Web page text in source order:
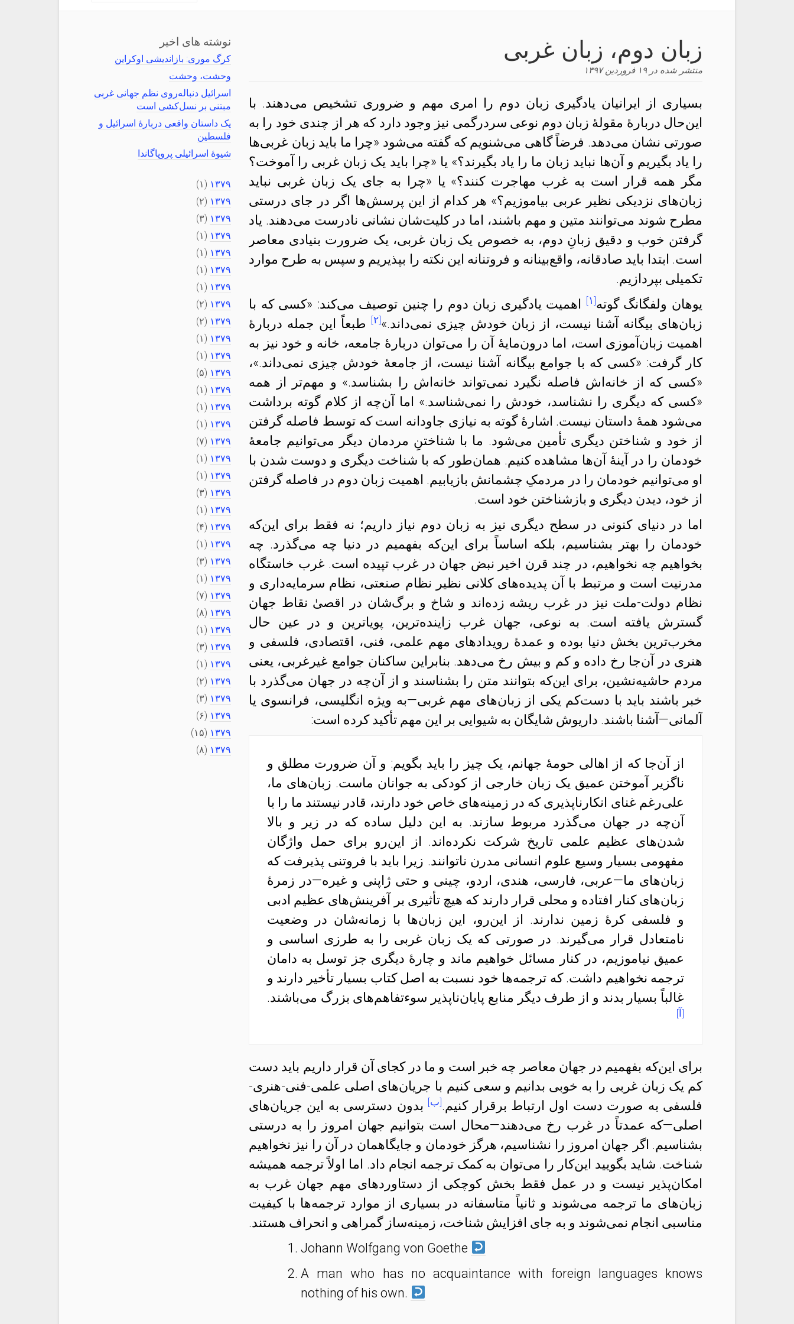
زبان دوم، زبان غربی
منتشر شده در ۱۹ فروردین ۱۳۹۷
بسیاری از ایرانیان یادگیری زبان دوم را امری مهم و ضروری تشخیص می‌دهند. با
این‌حال دربارهٔ مقولهٔ زبان دوم نوعی سردرگمی نیز وجود دارد که هر از چندی خود را به
صورتی نشان می‌دهد. فرضاً گاهی می‌شنویم که گفته می‌شود «چرا ما باید زبان غربی‌ها
را یاد بگیریم و آن‌ها نباید زبان ما را یاد بگیرند؟» یا «چرا باید یک زبان‌ غربی را آموخت؟
مگر همه قرار است به غرب مهاجرت کنند؟» یا «چرا به جای یک زبان غربی نباید
زبان‌های نزدیکی نظیر عربی بیاموزیم؟» هر کدام از این پرسش‌ها اگر در جای درستی
مطرح شوند می‌توانند متین و مهم باشند، اما در کلیت‌شان نشانی نادرست می‌دهند. یاد
گرفتن خوب و دقیق زبانِ دوم، به خصوص یک زبان غربی، یک ضرورت بنیادی معاصر
است. ابتدا باید صادقانه، واقع‌بینانه و فروتنانه این نکته را بپذیریم و سپس به طرح موارد
تکمیلی بپردازیم.
یوهان ولفگانگ گوته[۱]
اهمیت یادگیری زبان دوم را چنین توصیف می‌کند: «کسی که با
زبان‌های بیگانه آشنا نیست، از زبان خودش چیزی نمی‌داند.»[۲]
طبعاً این جمله دربارهٔ
اهمیت زبان‌آموزی است، اما درون‌مایهٔ آن را می‌توان دربارهٔ جامعه، خانه و خود نیز به
کار گرفت: «کسی که با جوامع بیگانه آشنا نیست، از جامعهٔ خودش چیزی نمی‌داند.»،
«کسی که از خانه‌اش فاصله نگیرد نمی‌تواند خانه‌اش را بشناسد.» و مهم‌تر از همه
«کسی که دیگری را نشناسد، خودش را نمی‌شناسد.» اما آن‌چه از کلام گوته برداشت
می‌شود همهٔ داستان نیست. اشارهٔ گوته به نیازی جاودانه است که توسط فاصله گرفتن
از خود و شناختن دیگری تأمین می‌شود. ما با شناختنِ مردمان دیگر می‌توانیم جامعهٔ
خودمان را در آینهٔ آن‌ها مشاهده کنیم. همان‌طور که با شناخت دیگری و دوست شدن با
او می‌توانیم خودمان را در مردمکِ چشمانش بازیابیم. اهمیت زبان دوم در فاصله گرفتن
از خود، دیدن دیگری و بازشناختن خود است.
اما در دنیای کنونی در سطح دیگری نیز به زبان دوم نیاز داریم؛ نه فقط برای این‌که
خودمان را بهتر بشناسیم، بلکه اساساً برای این‌که بفهمیم در دنیا چه می‌گذرد. چه
بخواهیم چه نخواهیم، در چند قرن اخیر نبض جهان در غرب تپیده است. غرب خاستگاه
مدرنیت است و مرتبط با آن پدیده‌های کلانی نظیر نظام صنعتی، نظام سرمایه‌داری و
نظام دولت-ملت نیز در غرب ریشه زده‌اند و شاخ و برگ‌شان در اقصیٰ نقاط جهان
گسترش یافته است. به نوعی، جهان غرب زاینده‌ترین، پویاترین و در عین حال
مخرب‌ترین بخش‌ دنیا بوده و عمدهٔ رویدادهای مهم علمی، فنی، اقتصادی، فلسفی و
هنری در آن‌جا رخ داده و کم و بیش رخ می‌دهد. بنابراین ساکنان جوامع غیرغربی، یعنی
مردم حاشیه‌نشین، برای این‌که بتوانند متن را بشناسند و از آن‌چه در جهان می‌گذرد با
خبر باشند باید با دست‌کم یکی از زبان‌های مهم غربی—به ویژه انگلیسی، فرانسوی یا
آلمانی—آشنا باشند. داریوش شایگان به شیوایی بر این مهم تأکید کرده است:
از آن‌جا که از اهالی حومهٔ جهانم، یک چیز را باید بگویم: و آن ضرورت مطلق و
ناگزیر آموختن عمیق یک زبان خارجی از کودکی به جوانان ماست. زبان‌های ما،
علی‌رغم غنای انکارناپذیری که در زمینه‌های خاص خود دارند، قادر نیستند ما را با
آن‌چه در جهان می‌گذرد مربوط سازند. به این دلیل ساده که در زیر و بالا
شدن‌های عظیم علمی تاریخ شرکت نکرده‌اند. از این‌رو برای حمل واژگان
مفهومی بسیار وسیع علوم انسانی مدرن ناتوانند. زیرا باید با فروتنی پذیرفت که
زبان‌های ما—عربی، فارسی، هندی، اردو، چینی و حتی ژاپنی و غیره—در زمرهٔ
زبان‌های کنار افتاده و محلی قرار دارند که هیچ تأثیری بر آفرینش‌های عظیم ادبی
و فلسفی کرهٔ زمین ندارند. از این‌رو، این زبان‌ها با زمانه‌شان در وضعیت
نامتعادل قرار می‌گیرند. در صورتی که یک زبان غربی را به طرزی اساسی و
عمیق نیاموزیم، در کنار مسائل خواهیم ماند و چارهٔ دیگری جز توسل به دامان
ترجمه نخواهیم داشت. که ترجمه‌ها خود نسبت به اصل کتاب بسیار تأخیر دارند و
غالباً بسیار بدند و از طرف دیگر منابع پایان‌ناپذیر سوءتفاهم‌های بزرگ می‌باشند.
[آ]
برای این‌که بفهمیم در جهان معاصر چه خبر است و ما در کجای آن قرار داریم باید دست
کم یک زبان غربی را به خوبی بدانیم و سعی کنیم با جریان‌های اصلی علمی-فنی-هنری-
فلسفی به صورت دست اول ارتباط برقرار کنیم.[ب] بدون دسترسی به این جریان‌های
اصلی—که عمدتاً در غرب رخ می‌دهند—محال است بتوانیم جهان امروز را به درستی
بشناسیم. اگر جهان امروز را نشناسیم، هرگز خودمان و جایگاهمان در آن را نیز نخواهیم
شناخت. شاید بگویید این‌کار را می‌توان به کمک ترجمه انجام داد. اما اولاً ترجمه همیشه
امکان‌پذیر نیست و در عمل فقط بخش کوچکی از دستاوردهای مهم جهان غرب به
زبان‌های ما ترجمه می‌شوند و ثانیاً متاسفانه در بسیاری از موارد ترجمه‌ها با کیفیت
مناسبی انجام نمی‌شوند و به جای افزایش شناخت، زمینه‌ساز گمراهی و انحراف هستند.
Johann Wolfgang von Goethe
A man who has no acquaintance with foreign languages knows
nothing of his own.
نوشته های اخیر
کرگ موری: بازاندیشی اوکراین
وحشت، وحشت
اسرائیل دنباله‌روی نظم جهانی غربی
مبتنی بر نسل‌کشی است
یک داستان واقعی دربارهٔ اسرائیل و
فلسطین
شیوهٔ اسرائیلی پروپاگاندا
۱۳۷۹ (۱)
۱۳۷۹ (۲)
۱۳۷۹ (۳)
۱۳۷۹ (۱)
۱۳۷۹ (۱)
۱۳۷۹ (۱)
۱۳۷۹ (۱)
۱۳۷۹ (۲)
۱۳۷۹ (۲)
۱۳۷۹ (۱)
۱۳۷۹ (۱)
۱۳۷۹ (۵)
۱۳۷۹ (۱)
۱۳۷۹ (۱)
۱۳۷۹ (۱)
۱۳۷۹ (۷)
۱۳۷۹ (۱)
۱۳۷۹ (۱)
۱۳۷۹ (۳)
۱۳۷۹ (۱)
۱۳۷۹ (۴)
۱۳۷۹ (۱)
۱۳۷۹ (۳)
۱۳۷۹ (۱)
۱۳۷۹ (۷)
۱۳۷۹ (۸)
۱۳۷۹ (۱)
۱۳۷۹ (۳)
۱۳۷۹ (۱)
۱۳۷۹ (۲)
۱۳۷۹ (۳)
۱۳۷۹ (۶)
۱۳۷۹ (۱۵)
۱۳۷۹ (۸)